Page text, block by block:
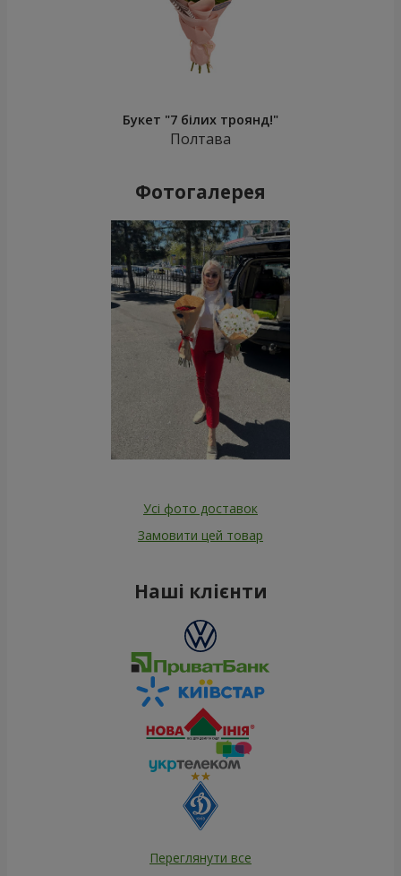
Букет "7 білих троянд!"
Полтава
Фотогалерея
Усі фото доставок
Замовити цей товар
Наші клієнти
Переглянути все